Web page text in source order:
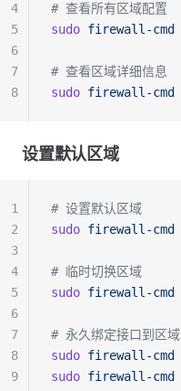
# 查看所有区域配置
sudo firewall-cmd
# 查看区域详细信息
sudo firewall-cmd
4
5
6
7
8
设置默认区域
# 设置默认区域
sudo firewall-cmd
# 临时切换区域
sudo firewall-cmd
# 永久绑定接口到区域
sudo firewall-cmd
sudo firewall-cmd
1
2
3
4
5
6
7
8
9